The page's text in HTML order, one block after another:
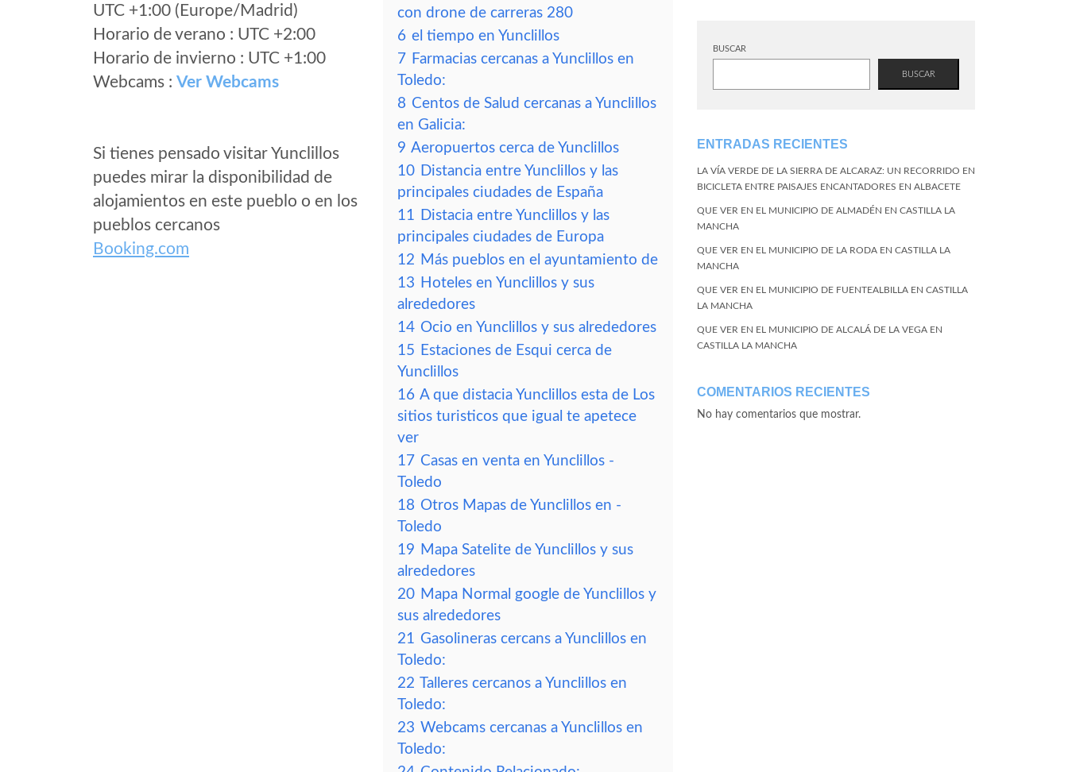
UTC +1:00 (Europe/Madrid)
Horario de verano : UTC +2:00
Horario de invierno : UTC +1:00
Webcams : Ver Webcams
Si tienes pensado visitar Yunclillos
puedes mirar la disponibilidad de
alojamientos en este pueblo o en los
pueblos cercanos
Booking.com
con drone de carreras 280
6 el tiempo en Yunclillos
7 Farmacias cercanas a Yunclillos en
Toledo:
8 Centos de Salud cercanas a Yunclillos
en Galicia:
9 Aeropuertos cerca de Yunclillos
10 Distancia entre Yunclillos y las
principales ciudades de España
11 Distacia entre Yunclillos y las
principales ciudades de Europa
12 Más pueblos en el ayuntamiento de
13 Hoteles en Yunclillos y sus
alrededores
14 Ocio en Yunclillos y sus alrededores
15 Estaciones de Esqui cerca de
Yunclillos
16 A que distacia Yunclillos esta de Los
sitios turisticos que igual te apetece
ver
17 Casas en venta en Yunclillos -
Toledo
18 Otros Mapas de Yunclillos en -
Toledo
19 Mapa Satelite de Yunclillos y sus
alrededores
20 Mapa Normal google de Yunclillos y
sus alrededores
21 Gasolineras cercans a Yunclillos en
Toledo:
22 Talleres cercanos a Yunclillos en
Toledo:
23 Webcams cercanas a Yunclillos en
Toledo:
BUSCAR
BUSCAR
ENTRADAS RECIENTES
LA VÍA VERDE DE LA SIERRA DE ALCARAZ: UN RECORRIDO EN
BICICLETA ENTRE PAISAJES ENCANTADORES EN ALBACETE
QUE VER EN EL MUNICIPIO DE ALMADÉN EN CASTILLA LA
MANCHA
QUE VER EN EL MUNICIPIO DE LA RODA EN CASTILLA LA
MANCHA
QUE VER EN EL MUNICIPIO DE FUENTEALBILLA EN CASTILLA
LA MANCHA
QUE VER EN EL MUNICIPIO DE ALCALÁ DE LA VEGA EN
CASTILLA LA MANCHA
COMENTARIOS RECIENTES
No hay comentarios que mostrar.